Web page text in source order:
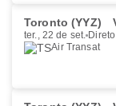
Toronto (YYZ)
ter., 22 de set. Direto
Air Transat